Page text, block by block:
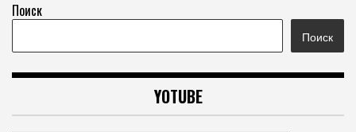
Поиск
Поиск
YOTUBE